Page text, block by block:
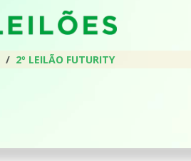
2º LEILÃO FUTURITY